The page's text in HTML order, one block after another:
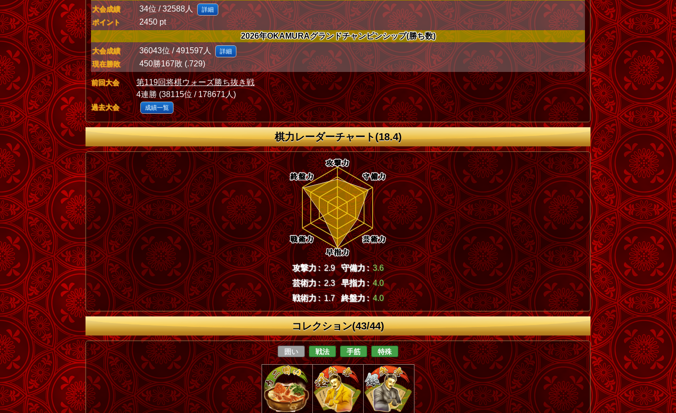
大会成績 34位 / 32588人 詳細
ポイント
2450 pt
2026年OKAMURAグランドチャンピンシップ(勝ち数)
大会成績 36043位 / 491597人 詳細
現在勝敗 450勝167敗 (.729)
前回大会
第119回将棋ウォーズ勝ち抜き戦
4連勝 (38115位 / 178671人)
過去大会 成績一覧
棋力レーダーチャート(18.4)
攻撃力 : 2.9 守備力 : 3.6
芸術力 : 2.3 早指力 : 4.0
戦術力 : 1.7 終盤力 : 4.0
コレクション(43/44)
囲い 戦法 手筋 特殊